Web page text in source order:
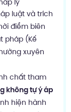
lý
luật và trích
điểm biên
pháp (Kế
xuyên
chất tham
không tự ý áp
hiện hành